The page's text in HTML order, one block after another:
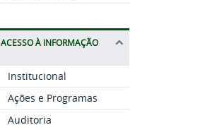
ACESSO À INFORMAÇÃO
Institucional
Ações e Programas
Auditoria